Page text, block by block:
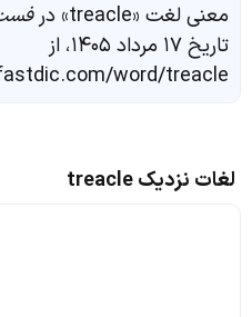
معنی لغت «treacle» در
تاریخ ۱۷ مرداد ۱۴۰۵، از
word/treacle
لغات نزدیک treacle